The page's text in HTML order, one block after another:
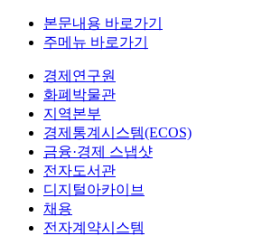
본문내용 바로가기
주메뉴 바로가기
경제연구원
화폐박물관
지역본부
경제통계시스템(ECOS)
금융·경제 스냅샷
전자도서관
디지털아카이브
채용
전자계약시스템